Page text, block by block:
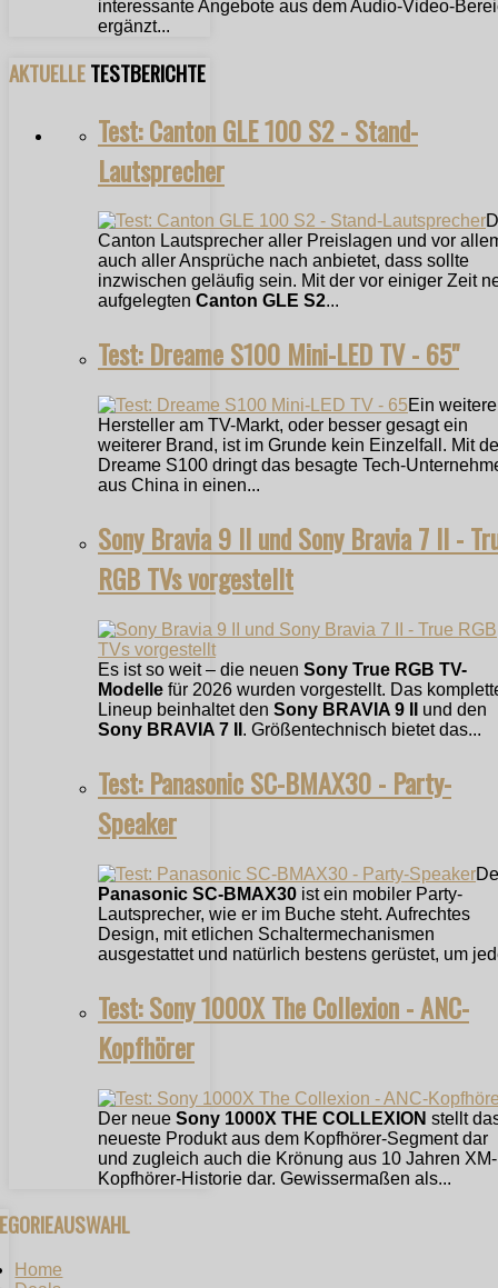
interessante Angebote aus dem Audio-Video-
ergänzt...
AKTUELLETESTBERICHTE
Test: Canton GLE 100 S2 - Stand-
Lautsprecher
Canton Lautsprecher aller Preislagen und vor
auch aller Ansprüche nach anbietet, dass sollte
inzwischen geläufig sein. Mit der vor einiger Zeit
aufgelegten Canton GLE S2...
Test: Dreame S100 Mini-LED TV - 65"
Ein
Hersteller am TV-Markt, oder besser gesagt ein
weiterer Brand, ist im Grunde kein Einzelfall. Mit
Dreame S100 dringt das besagte Tech-
aus China in einen...
Sony Bravia 9 II und Sony Bravia 7 II -
RGB TVs vorgestellt
Es ist so weit – die neuen Sony True RGB TV-
Modelle für 2026 wurden vorgestellt. Das
Lineup beinhaltet den Sony BRAVIA 9 II
und den
Sony BRAVIA 7 II . Größentechnisch bietet das...
Test: Panasonic SC-BMAX30 - Party-
Speaker
Panasonic SC-BMAX30 ist ein mobiler Party-
Lautsprecher, wie er im Buche steht. Aufrechtes
Design, mit etlichen Schaltermechanismen
ausgestattet und natürlich bestens gerüstet, um
Test: Sony 1000X The Collexion - ANC-
Kopfhörer
Der neue Sony 1000X THE COLLEXION stellt
neueste Produkt aus dem Kopfhörer-Segment dar
und zugleich auch die Krönung aus 10 Jahren XM-
Kopfhörer-Historie dar. Gewissermaßen als...
Home